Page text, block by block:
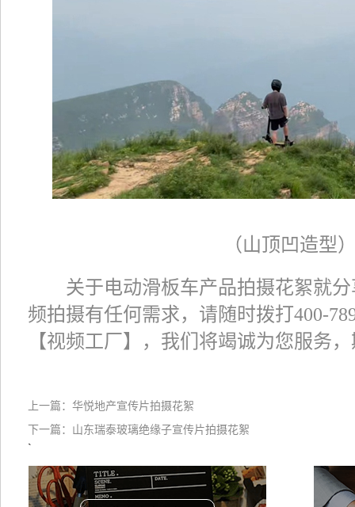
（山顶凹造型
关于电动滑板车产品拍摄花絮就分
频拍摄有任何需求，请随时拨打400-
【视频工厂】，我们将竭诚为您服务
上一篇： 华悦地产宣传片拍摄花絮
下一篇： 山东瑞泰玻璃绝缘子宣传片拍摄花絮
`